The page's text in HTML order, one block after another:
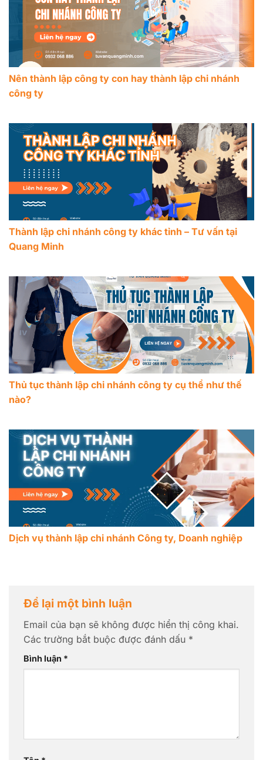
Nên thành lập công ty con hay thành lập chi nhánh
công ty
Thành lập chi nhánh công ty khác tỉnh – Tư vấn tại
Quang Minh
Thủ tục thành lập chi nhánh công ty cụ thể như thế
nào?
Dịch vụ thành lập chi nhánh Công ty, Doanh nghiệp
Để lại một bình luận
Email của bạn sẽ không được hiển thị công khai.
Các trường bắt buộc được đánh dấu *
Bình luận *